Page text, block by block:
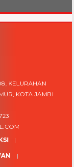
KELURAHAN
KOTA JAMBI